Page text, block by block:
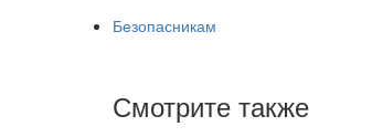
Безопасникам
Смотрите также